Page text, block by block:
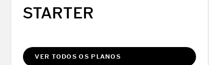
STARTER
VER TODOS OS PLANOS